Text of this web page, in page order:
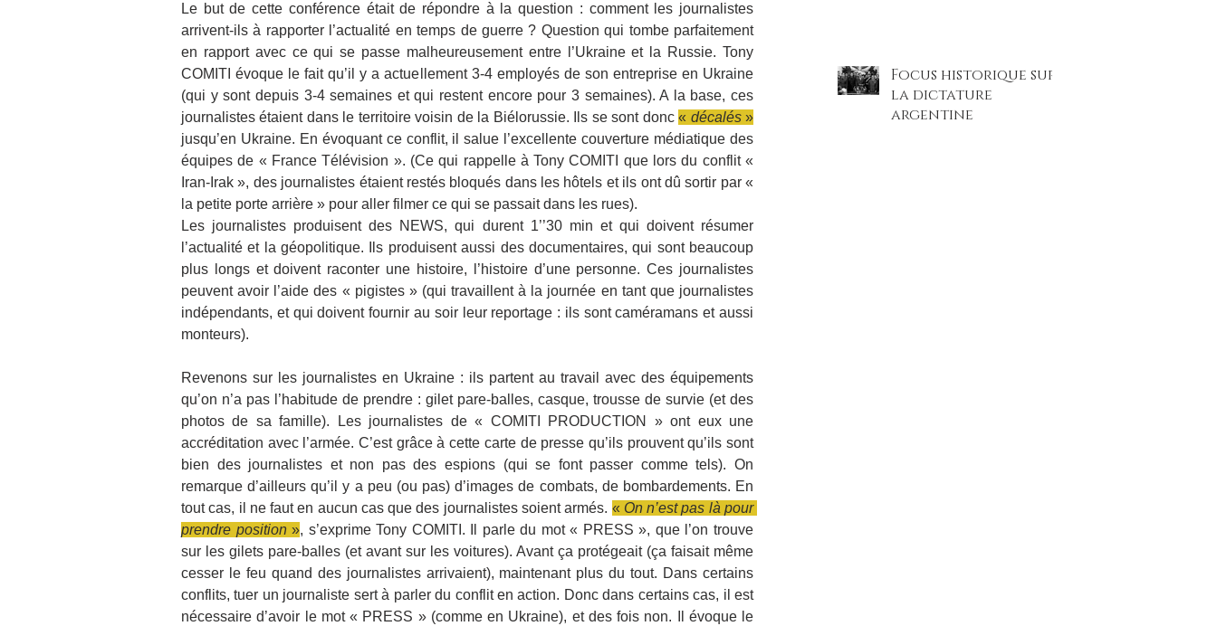
Le but de cette conférence était de répondre à la question : comment les journalistes
arrivent-ils à rapporter l’actualité en temps de guerre ? Question qui tombe parfaitement
en rapport avec ce qui se passe malheureusement entre l’Ukraine et la Russie. Tony
COMITI évoque le fait qu’il y a actuellement 3-4 employés de son entreprise en Ukraine
(qui y sont depuis 3-4 semaines et qui restent encore pour 3 semaines). A la base, ces
journalistes étaient dans le territoire voisin de la Biélorussie. Ils se sont donc « décalés »
jusqu’en Ukraine. En évoquant ce conflit, il salue l’excellente couverture médiatique des
équipes de « France Télévision ». (Ce qui rappelle à Tony COMITI que lors du conflit «
Iran-Irak », des journalistes étaient restés bloqués dans les hôtels et ils ont dû sortir par «
la petite porte arrière » pour aller filmer ce qui se passait dans les rues).
Les journalistes produisent des NEWS, qui durent 1’’30 min et qui doivent résumer
l’actualité et la géopolitique. Ils produisent aussi des documentaires, qui sont beaucoup
plus longs et doivent raconter une histoire, l’histoire d’une personne. Ces journalistes
peuvent avoir l’aide des « pigistes » (qui travaillent à la journée en tant que journalistes
indépendants, et qui doivent fournir au soir leur reportage : ils sont caméramans et aussi
monteurs).
Revenons sur les journalistes en Ukraine : ils partent au travail avec des équipements
qu’on n’a pas l’habitude de prendre : gilet pare-balles, casque, trousse de survie (et des
photos de sa famille). Les journalistes de « COMITI PRODUCTION » ont eux une
accréditation avec l’armée. C’est grâce à cette carte de presse qu’ils prouvent qu’ils sont
bien des journalistes et non pas des espions (qui se font passer comme tels). On
remarque d’ailleurs qu’il y a peu (ou pas) d’images de combats, de bombardements. En
tout cas, il ne faut en aucun cas que des journalistes soient armés. « On n’est pas là pour
prendre position », s’exprime Tony COMITI. Il parle du mot « PRESS », que l’on trouve
sur les gilets pare-balles (et avant sur les voitures). Avant ça protégeait (ça faisait même
cesser le feu quand des journalistes arrivaient), maintenant plus du tout. Dans certains
conflits, tuer un journaliste sert à parler du conflit en action. Donc dans certains cas, il est
nécessaire d’avoir le mot « PRESS » (comme en Ukraine), et des fois non. Il évoque le
Focus historique sur
la dictature
argentine